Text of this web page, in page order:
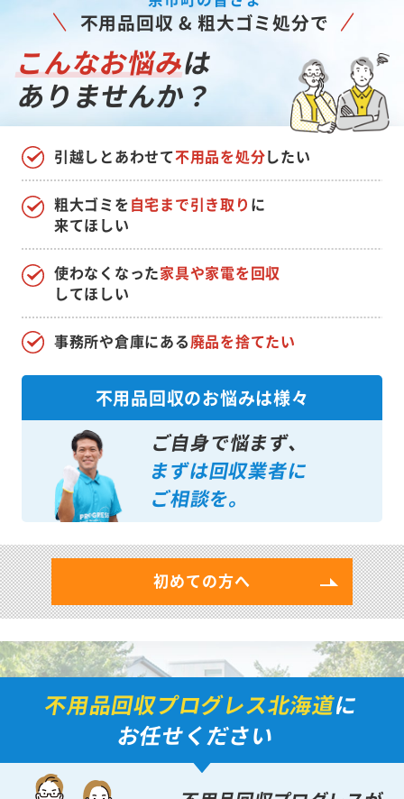
余市町の皆さま
不用品回収 & 粗大ゴミ処分で
こんなお悩みは
ありませんか？
引越しとあわせて 不用品を処分 したい
使わなくなった家具や家電を回収
してほしい
粗大ゴミを 自宅まで引き取り に
来てほしい
事務所や倉庫にある廃品を捨てたい
不用品回収のお悩みは様々
ご自身で悩まず、
まずは回収業者に
ご相談を。
初めての方へ
不用品回収プログレス北海道に
お任せください